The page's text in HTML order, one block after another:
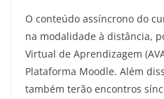
O conteúdo assíncrono do
na modalidade à distância,
Virtual de Aprendizagem
Plataforma Moodle. Além
também terão encontros